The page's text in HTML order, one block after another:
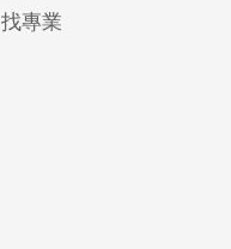
找專業